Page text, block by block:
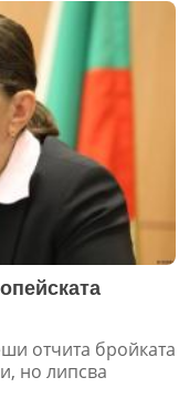
отчита бройката
но липсва